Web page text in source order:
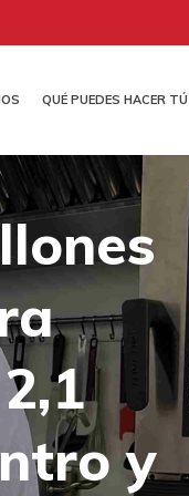
EMERGENCIAS
QUÉ PUEDES HACER TÚ
Y LEGADOS
y